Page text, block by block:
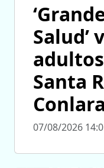
Salud’
Santa
Conlara
07/08/2026